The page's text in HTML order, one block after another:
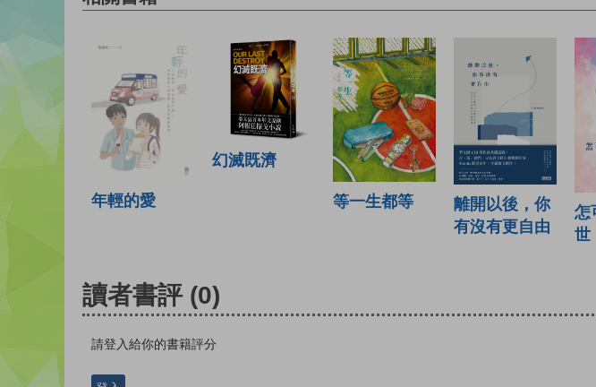
年輕的愛
幻滅既濟
等一生都等
離開以後，你
有沒有更自由
怎
世
讀者書評 (0)
請登入給你的書籍評分